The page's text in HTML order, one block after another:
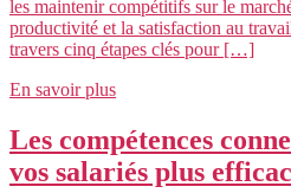
les maintenir compétitifs sur le
productivité et la satisfaction au
travers cinq étapes clés pour […]
En savoir plus
Les compétences
vos salariés plus